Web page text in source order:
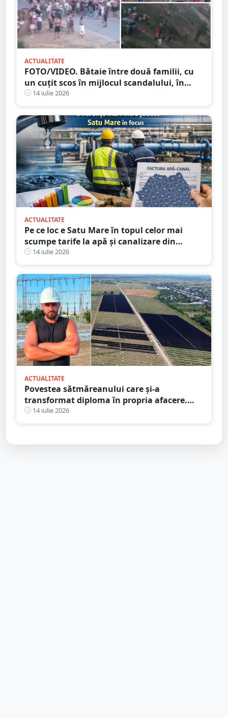
ACTUALITATE
FOTO/VIDEO. Bătaie între două familii, cu
un cuțit scos în mijlocul scandalului, în
Satu Mare. 400 de persoane la fața locului
14 iulie 2026
ACTUALITATE
Pe ce loc e Satu Mare în topul celor mai
scumpe tarife la apă și canalizare din
România
14 iulie 2026
ACTUALITATE
Povestea sătmăreanului care și-a
transformat diploma în propria afacere.
Parc solar de 460 de milioane de euro,
protejat cu proiectul său
14 iulie 2026